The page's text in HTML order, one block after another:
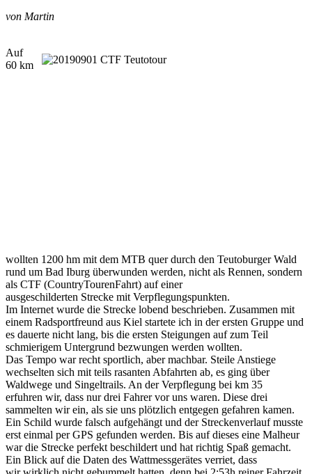
von Martin
Auf
60 km
wollten 1200 hm mit dem MTB quer durch den Teutoburger Wald
rund um Bad Iburg überwunden werden, nicht als Rennen, sondern
als CTF (CountryTourenFahrt) auf einer
ausgeschilderten Strecke mit Verpflegungspunkten.
Im Internet wurde die Strecke lobend beschrieben. Zusammen mit
einem Radsportfreund aus Kiel startete ich in der ersten Gruppe und
es dauerte nicht lang, bis die ersten Steigungen auf zum Teil
schmierigem Untergrund bezwungen werden wollten.
Das Tempo war recht sportlich, aber machbar. Steile Anstiege
wechselten sich mit teils rasanten Abfahrten ab, es ging über
Waldwege und Singeltrails. An der Verpflegung bei km 35
erfuhren wir, dass nur drei Fahrer vor uns waren. Diese drei
sammelten wir ein, als sie uns plötzlich entgegen gefahren kamen.
Ein Schild wurde falsch aufgehängt und der Streckenverlauf musste
erst einmal per GPS gefunden werden. Bis auf dieses eine Malheur
war die Strecke perfekt beschildert und hat richtig Spaß gemacht.
Ein Blick auf die Daten des Wattmessgerätes verriet, dass